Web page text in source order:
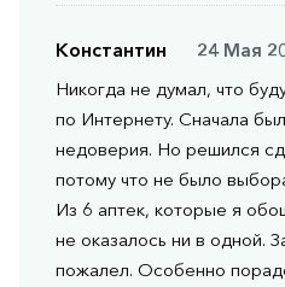
Константин
24 Мая
Никогда не думал, что
по Интернету. Сначала
недоверия. Но решился
потому что не было
Из 6 аптек, которые я
не оказалось ни в одной.
пожалел. Особенно